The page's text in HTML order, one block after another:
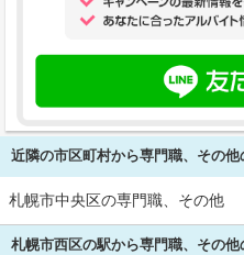
近隣の市区町村から専門職、その
札幌市中央区の専門職、その他
札幌市西区の駅から専門職、その